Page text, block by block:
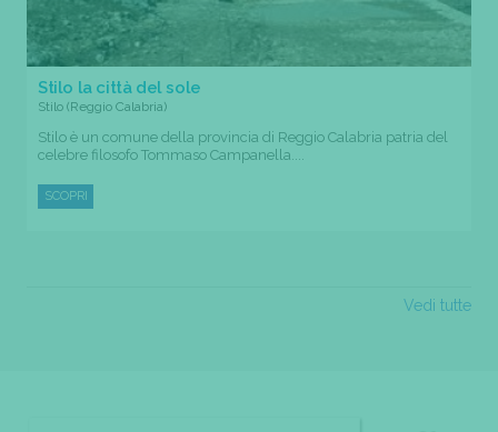
Stilo la città del sole
Stilo (Reggio Calabria)
Stilo è un comune della provincia di Reggio Calabria patria del
celebre filosofo Tommaso Campanella....
SCOPRI
Vedi tutte